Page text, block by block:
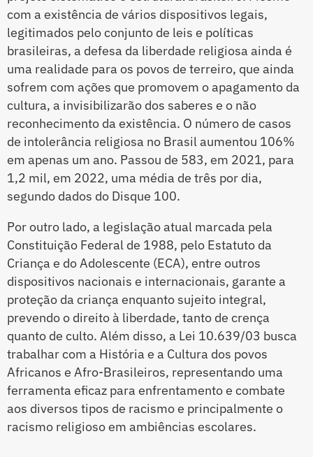
com a existência de vários dispositivos legais,
legitimados pelo conjunto de leis e políticas
brasileiras, a defesa da liberdade religiosa ainda é
uma realidade para os povos de terreiro, que ainda
sofrem com ações que promovem o apagamento da
cultura, a invisibilizarão dos saberes e o não
reconhecimento da existência. O número de casos
de intolerância religiosa no Brasil aumentou 106%
em apenas um ano. Passou de 583, em 2021, para
1,2 mil, em 2022, uma média de três por dia,
segundo dados do Disque 100.
Por outro lado, a legislação atual marcada pela
Constituição Federal de 1988, pelo Estatuto da
Criança e do Adolescente (ECA), entre outros
dispositivos nacionais e internacionais, garante a
proteção da criança enquanto sujeito integral,
prevendo o direito à liberdade, tanto de crença
quanto de culto. Além disso, a Lei 10.639/03 busca
trabalhar com a História e a Cultura dos povos
Africanos e Afro-Brasileiros, representando uma
ferramenta eficaz para enfrentamento e combate
aos diversos tipos de racismo e principalmente o
racismo religioso em ambiências escolares.